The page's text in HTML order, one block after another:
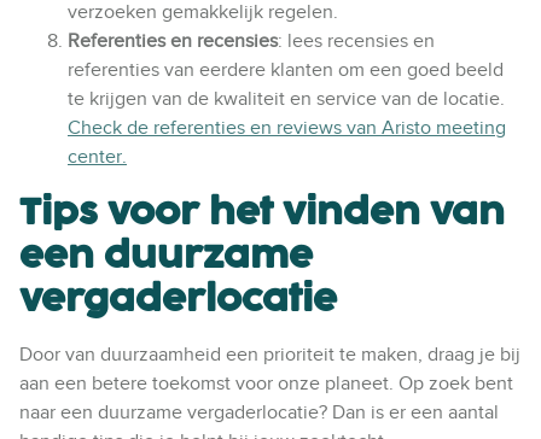
verzoeken gemakkelijk regelen.
Referenties en recensies: lees recensies en
referenties van eerdere klanten om een goed beeld
te krijgen van de kwaliteit en service van de locatie.
Check de referenties en reviews van Aristo meeting
center.
Tips voor het vinden van
een duurzame
vergaderlocatie
Door van duurzaamheid een prioriteit te maken, draag je bij
aan een betere toekomst voor onze planeet. Op zoek bent
naar een duurzame vergaderlocatie? Dan is er een aantal